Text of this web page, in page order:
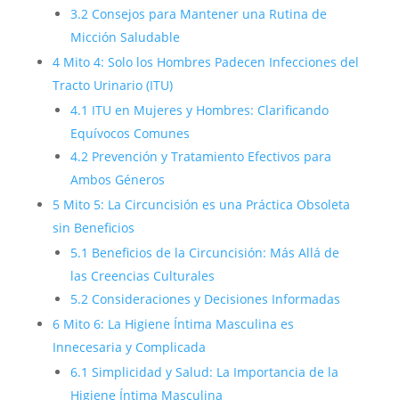
3.2Consejos para Mantener una Rutina de
Micción Saludable
4Mito 4: Solo los Hombres Padecen Infecciones del
Tracto Urinario (ITU)
4.1 ITU en Mujeres y Hombres: Clarificando
Equívocos Comunes
4.2Prevención y Tratamiento Efectivos para
Ambos Géneros
5Mito 5: La Circuncisión es una Práctica Obsoleta
sin Beneficios
5.1 Beneficios de la Circuncisión: Más Allá de
las Creencias Culturales
5.2Consideraciones y Decisiones Informadas
6Mito 6: La Higiene Íntima Masculina es
Innecesaria y Complicada
6.1 Simplicidad y Salud: La Importancia de la
Higiene Íntima Masculina